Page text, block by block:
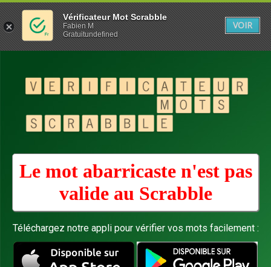
Le mot abarricaste n'est pas
valide au Scrabble
Téléchargez notre appli pour vérifier vos mots facilement :
Vérificateur Mot Scrabble
Fabien M
Gratuitundefined
VOIR